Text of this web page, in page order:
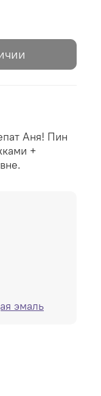
Аня! Пин
+
эмаль